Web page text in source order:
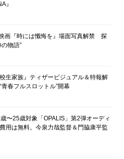
』
画『時には懺悔を』場面写真解禁 探
物語”
生家族』ティザービジュアル＆特報解
春フルスロットル”開幕
〜25歳対象「OPALIS」第2弾オーディ
用は無料。今泉力哉監督＆門脇康平監